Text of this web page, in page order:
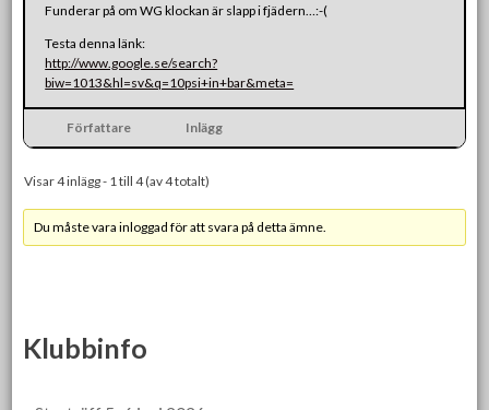
Funderar på om WG klockan är slapp i fjädern…:-(
Testa denna länk:
http://www.google.se/search?
biw=1013&hl=sv&q=10psi+in+bar&meta=
Författare Inlägg
Visar 4 inlägg - 1 till 4 (av 4 totalt)
Du måste vara inloggad för att svara på detta ämne.
Klubbinfo